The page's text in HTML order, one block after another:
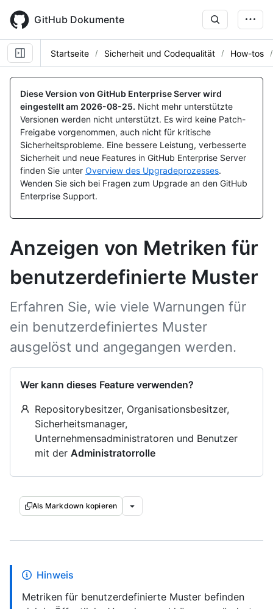
main
content
GitHub Dokumente
Startseite Sicherheit und Codequalität How-tos
Diese Version von GitHub Enterprise Server wird
eingestellt am 2026-08-25. Nicht mehr unterstützte
Versionen werden nicht unterstützt. Es wird keine Patch-
Freigabe vorgenommen, auch nicht für kritische
Sicherheitsprobleme. Eine bessere Leistung, verbesserte
Sicherheit und neue Features in GitHub Enterprise Server
finden Sie unter Overview des Upgradeprozesses.
Wenden Sie sich bei Fragen zum Upgrade an den GitHub
Enterprise Support.
Anzeigen von Metriken für
benutzerdefinierte Muster
Erfahren Sie, wie viele Warnungen für
ein benutzerdefiniertes Muster
ausgelöst und angegangen werden.
Wer kann dieses Feature verwenden?
Repositorybesitzer, Organisationsbesitzer,
Sicherheitsmanager,
Unternehmensadministratoren und Benutzer
mit der Administratorrolle
Als Markdown kopieren
Hinweis
Metriken für benutzerdefinierte Muster befinden